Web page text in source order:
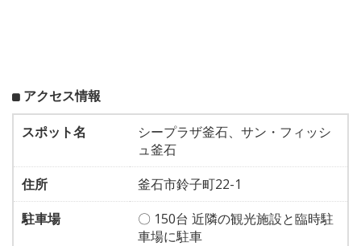
アクセス情報
スポット名
シープラザ釜石、サン・フィッシ
ュ釜石
住所
釜石市鈴子町22-1
駐車場
〇 150台 近隣の観光施設と臨時駐
車場に駐車